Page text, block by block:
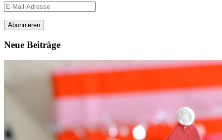
E-
Mail-
Adresse
Neue Beiträge